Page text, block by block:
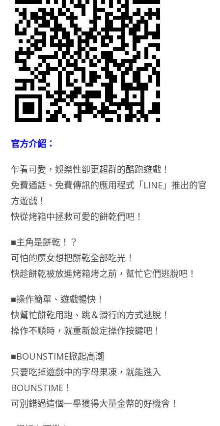
官方介紹：
乍看可愛，娛樂性卻更超群的酷跑遊戲！
免費通話、免費傳訊的應用程式「LINE」推出的官
方遊戲！
快從烤箱中拯救可愛的餅乾們吧！
■主角是餅乾！？
可怕的魔女想把餅乾全部吃光！
快趁餅乾被放進烤箱烤之前，幫忙它們逃脫吧！
■操作簡單、遊戲暢快！
快幫忙餅乾用跑、跳＆滑行的方式逃脫！
操作不順時，就重新設定操作按鍵吧！
■BOUNSTIME掀起高潮
只要吃掉遊戲中的字母果凍，就能進入
BOUNSTIME！
可別錯過這個一舉獲得大量金幣的好機會！